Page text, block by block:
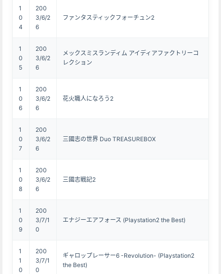
1
0
4
200
3/6/2
6
ファンタスティックフォーチュン2
1
0
5
200
3/6/2
6
メックスミスランディム アイディアファクトリーコ
レクション
1
0
6
200
3/6/2
6
花火職人になろう2
1
0
7
200
3/6/2
6
三國志の世界 Duo TREASUREBOX
1
0
8
200
3/6/2
6
三國志戦記2
1
0
9
200
3/7/1
0
エナジーエアフォース (Playstation2 the Best)
1
1
0
200
3/7/1
0
ギャロップレーサー6 -Revolution- (Playstation2
the Best)